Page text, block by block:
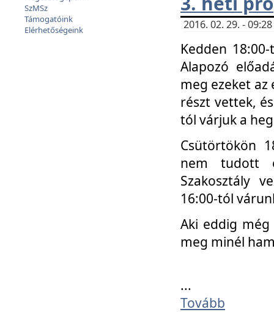
SzMSz
Támogatóink
Elérhetőségeink
2016. 02. 29. -
Kedden
Alapozó
meg ezeket
részt vettek,
tól várjuk a
Csütörtökön
nem tudott
Szakosztály
16:00-tól
Aki eddig
meg minél
...
Tovább